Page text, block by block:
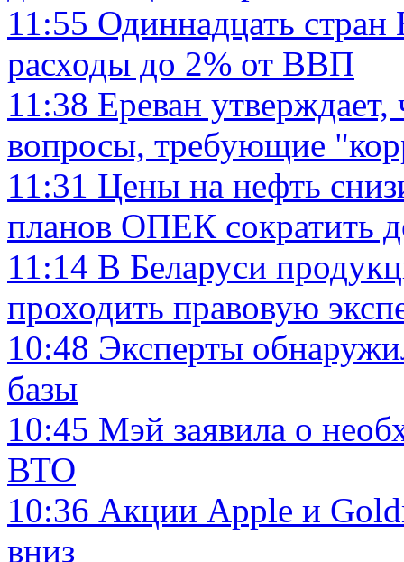
11:55 Одиннадцать
расходы до 2% от ВВП
11:38 Ереван
вопросы, требующие
11:31 Цены на нефть
планов ОПЕК сократить
11:14 В Беларуси
проходить правовую
10:48 Эксперты
базы
10:45 Мэй заявила о
ВТО
10:36 Акции Apple и
вниз